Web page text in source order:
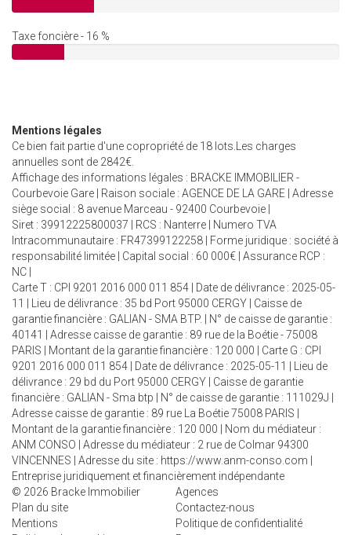
Taxe foncière - 16 %
Mentions légales
Ce bien fait partie d'une copropriété de 18 lots.Les charges
annuelles sont de 2842€.
Affichage des informations légales : BRACKE IMMOBILIER -
Courbevoie Gare | Raison sociale : AGENCE DE LA GARE | Adresse
siège social : 8 avenue Marceau - 92400 Courbevoie |
Siret : 39912225800037 | RCS : Nanterre | Numero TVA
Intracommunautaire : FR47399122258 | Forme juridique : société à
responsabilité limitée | Capital social : 60 000€ | Assurance RCP :
NC |
Carte T : CPI 9201 2016 000 011 854 | Date de délivrance : 2025-05-
11 | Lieu de délivrance : 35 bd Port 95000 CERGY | Caisse de
garantie financière : GALIAN - SMA BTP. | N° de caisse de garantie :
40141 | Adresse caisse de garantie : 89 rue de la Boétie - 75008
PARIS | Montant de la garantie financière : 120 000 | Carte G : CPI
9201 2016 000 011 854 | Date de délivrance : 2025-05-11 | Lieu de
délivrance : 29 bd du Port 95000 CERGY | Caisse de garantie
financière : GALIAN - Sma btp | N° de caisse de garantie : 111029J |
Adresse caisse de garantie : 89 rue La Boétie 75008 PARIS |
Montant de la garantie financière : 120 000 | Nom du médiateur :
ANM CONSO | Adresse du médiateur : 2 rue de Colmar 94300
VINCENNES | Adresse du site : https://www.anm-conso.com
Entreprise juridiquement et financièrement indépendante
© 2026 Bracke Immobilier
Agences
Plan du site
Contactez-nous
Mentions
Politique de confidentialité